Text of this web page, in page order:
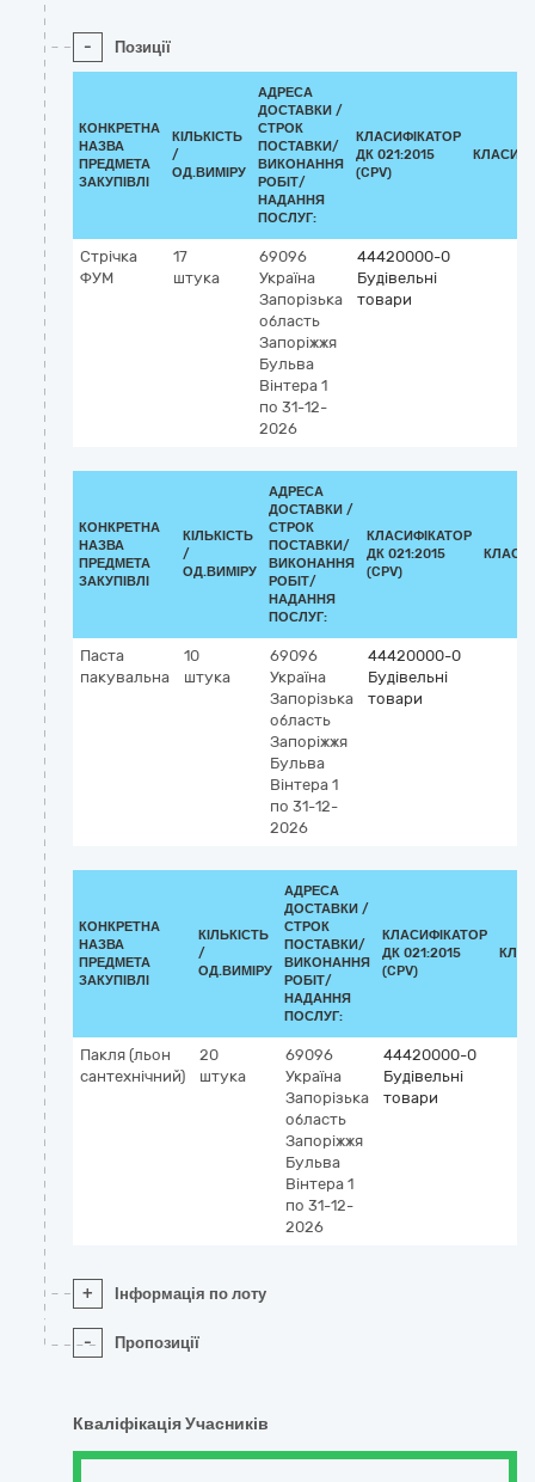
- Позиції
КОНКРЕТНА
НАЗВА
ПРЕДМЕТА
ЗАКУПІВЛІ
КІЛЬКІСТЬ
/
ОД.ВИМІРУ
АДРЕСА
ДОСТАВКИ /
СТРОК
ПОСТАВКИ/
ВИКОНАННЯ
РОБІТ/
НАДАННЯ
ПОСЛУГ:
КЛАСИФІКАТОР
ДК 021:2015
(CPV)
Стрічка
ФУМ
17
штука
69096
Україна
Запорізька
область
Запоріжжя
Бульва
Вінтера 1
по 31-12-
2026
44420000-0
Будівельні
товари
КОНКРЕТНА
НАЗВА
ПРЕДМЕТА
ЗАКУПІВЛІ
КІЛЬКІСТЬ
/
ОД.ВИМІРУ
АДРЕСА
ДОСТАВКИ /
СТРОК
ПОСТАВКИ/
ВИКОНАННЯ
РОБІТ/
НАДАННЯ
ПОСЛУГ:
КЛАСИФІКАТОР
ДК 021:2015
(CPV)
Паста
пакувальна
10
штука
69096
Україна
Запорізька
область
Запоріжжя
Бульва
Вінтера 1
по 31-12-
2026
44420000-0
Будівельні
товари
КОНКРЕТНА
НАЗВА
ПРЕДМЕТА
ЗАКУПІВЛІ
КІЛЬКІСТЬ
/
ОД.ВИМІРУ
АДРЕСА
ДОСТАВКИ /
СТРОК
ПОСТАВКИ/
ВИКОНАННЯ
РОБІТ/
НАДАННЯ
ПОСЛУГ:
КЛАСИФІКАТОР
ДК 021:2015
(CPV)
Пакля (льон
сантехнічний)
20
штука
69096
Україна
Запорізька
область
Запоріжжя
Бульва
Вінтера 1
по 31-12-
2026
44420000-0
Будівельні
товари
+ Інформація по лоту
- Пропозиції
Кваліфікація Учасників